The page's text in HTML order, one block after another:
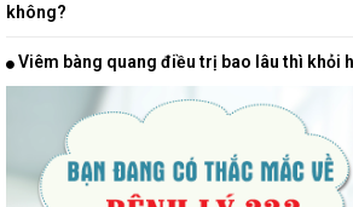
không?
Viêm bàng quang điều trị bao lâu thì khỏi